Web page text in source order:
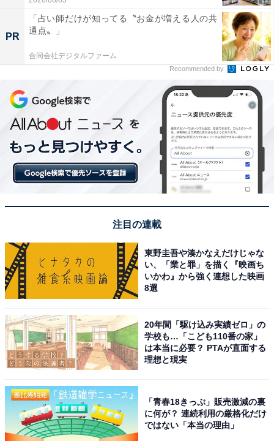
【7月の運勢】おひつじ座（牡羊座）
【7月の運勢】おうし座（牡牛座）
【7月の運勢】ふたご座（双子座）
【7月の運勢】かに座（蟹座）
【7月の運勢】おとめ座（乙女座）
【7月の運勢】てんびん座（天秤座）
【7月の運勢】いて座（射手座）
【7月の運勢】やぎ座（山羊座）※今見ている記事
【7月の運勢】みずがめ座（水瓶座）
【7月の運勢】うお座（魚座）
占い師＆イラストレータープロフィール
PR
「占い師だけが知ってる〝お金が増える人の共
通点〟」
合同会社デジタルファーム
Recommended by
注目の連載
東野圭吾や湊かなえだけじゃな
い、「業と罪」を描く『映画ち
いかわ』から強く連想した映画
8選
20年間「駆け込み実績ゼロ」の
学校も…「こども110番の家」
は本当に必要？ PTAが直面する
理想と現実
「青春18きっぷ」販売激減の裏
に何が？ 連続利用の厳格化だけ
ではない「本当の理由」